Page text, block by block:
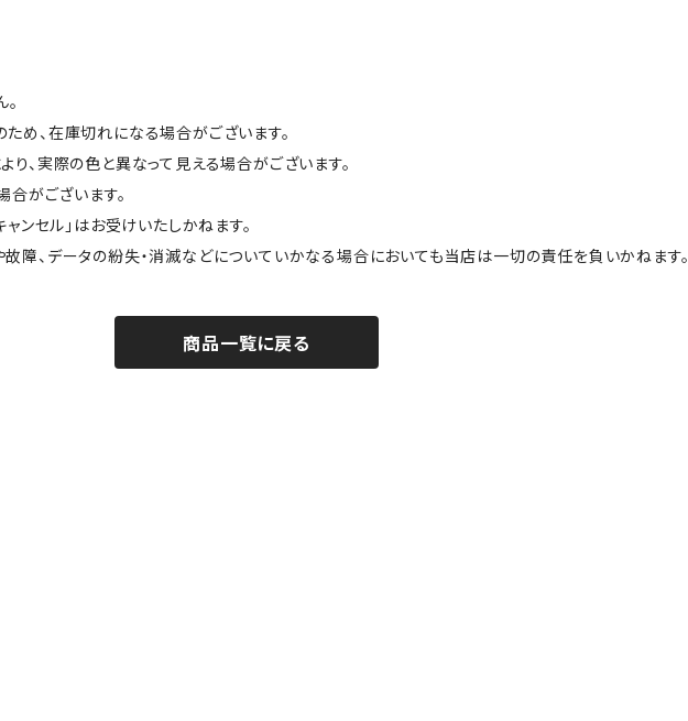
め、在庫切れになる場合がございます。
、実際の色と異なって見える場合がございます。
合がございます。
ンセル」はお受けいたしかねます。
、データの紛失・消滅などについていかなる場合においても当店は一切の責任を負いかねます。
商品一覧に戻る